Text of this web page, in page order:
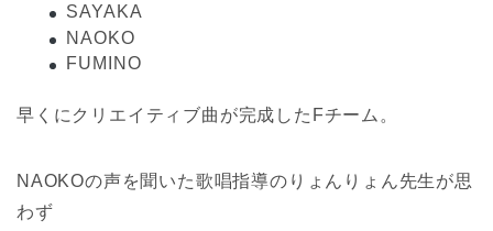
SAYAKA
NAOKO
FUMINO
早くにクリエイティブ曲が完成したFチーム。
NAOKOの声を聞いた歌唱指導のりょんりょん先生が思
わず